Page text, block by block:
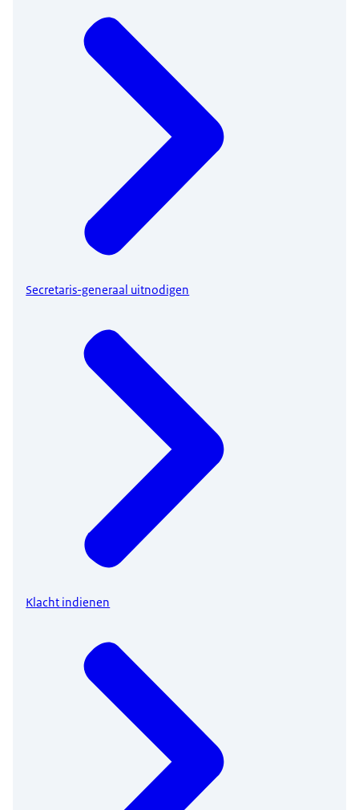
Secretaris-generaal uitnodigen
Klacht indienen